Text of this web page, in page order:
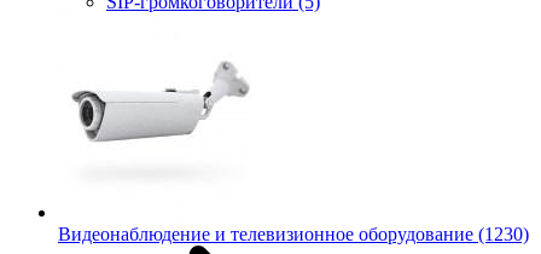
Видеонаблюдение и телевизионное оборудование (1230)